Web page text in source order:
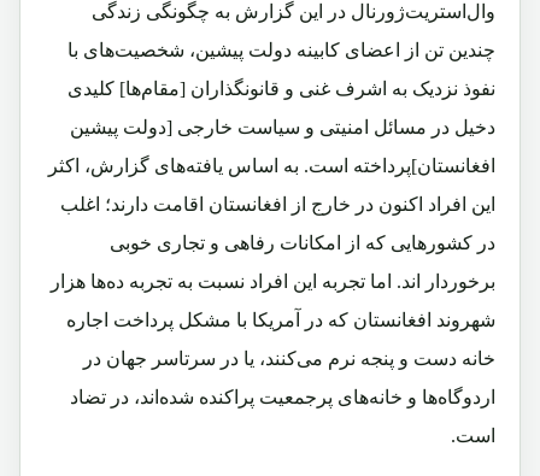
وال‌استریت‌ژورنال در این گزارش به چگونگی زندگی
چندین تن از اعضای کابینه دولت پیشین، شخصیت‌های با
نفوذ نزدیک به اشرف غنی و قانونگذاران [مقام‌ها] کلیدی
دخیل در مسائل امنیتی و سیاست خارجی [دولت پیشین
افغانستان]پرداخته است. به اساس یافته‌های گزارش، اکثر
این افراد اکنون در خارج از افغانستان اقامت دارند؛ اغلب
در کشورهایی که از امکانات رفاهی و تجاری خوبی
برخوردار اند. اما تجربه این افراد نسبت به تجربه ده‌ها هزار
شهروند افغانستان که در آمریکا با مشکل پرداخت اجاره
خانه دست و پنجه نرم می‌کنند، یا در سرتاسر جهان در
اردوگاه‌ها و خانه‌های پرجمعیت پراکنده شده‌اند، در تضاد
است.